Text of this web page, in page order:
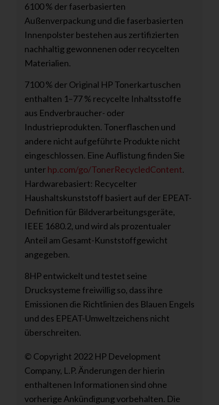
6100 % der faserbasierten
Außenverpackung und die faserbasierten
Innenpolster bestehen aus zertifizierten
nachhaltig gewonnenen oder recycelten
Materialien.
7100 % der Original HP Tonerkartuschen
enthalten 1–77 % recycelte Inhaltsstoffe
aus Endverbraucher- oder
Industrieprodukten. Tonerflaschen und
andere nicht aufgeführte Produkte nicht
eingeschlossen. Eine Auflistung finden Sie
unter hp.com/go/TonerRecycledContent.
Hardwarebasiert: Recycelter
Haushaltskunststoff basiert auf der EPEAT-
Definition für Bildverarbeitungsgeräte,
IEEE 1680.2, und wird als prozentualer
Anteil am Gesamt-Kunststoffgewicht
angegeben.
8HP entwickelt und testet seine
Drucksysteme freiwillig so, dass ihre
Emissionen die Richtlinien des Blauen Engels
und des EPEAT-Umweltzeichens nicht
überschreiten.
© Copyright 2022 HP Development
Company, L.P. Änderungen der hierin
enthaltenen Informationen sind ohne
vorherige Ankündigung vorbehalten. Die